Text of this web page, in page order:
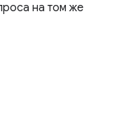
на том же